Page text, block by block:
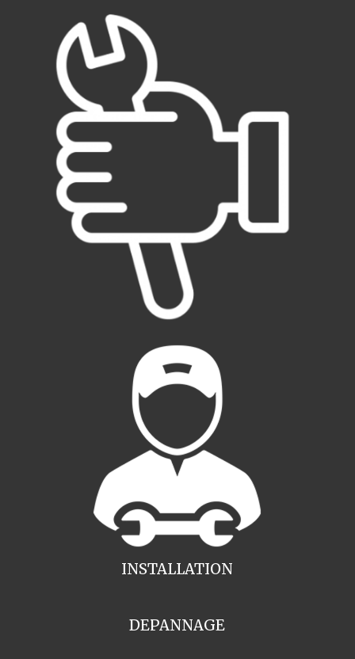
INSTALLATION
DEPANNAGE